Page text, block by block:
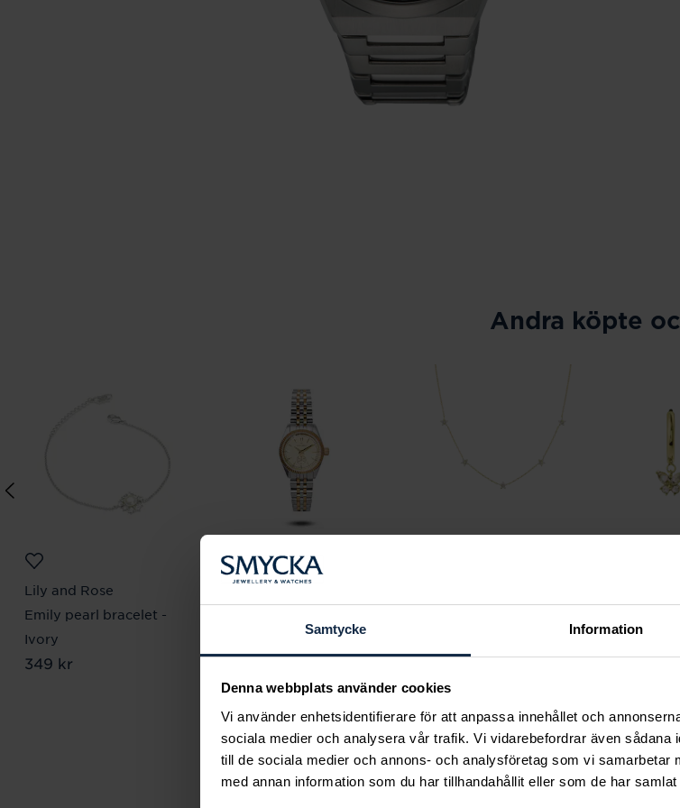
Samtycke Information
Denna webbplats använder cookies
Vi använder enhetsidentifierare för att anpassa innehållet och
sociala medier och analysera vår trafik. Vi vidarebefordrar även sådana
till de sociala medier och annons- och analysföretag som vi
med annan information som du har tillhandahållit eller som de har
Andra köpte
Lily and Rose
Emily pearl bracelet -
Ivory
Pris :349 kr
349 kr
2 399 kr Pris
599 kr